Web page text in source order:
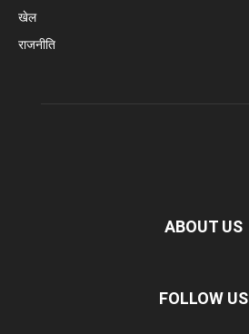
खेल
राजनीति
ABOUT US
FOLLOW US